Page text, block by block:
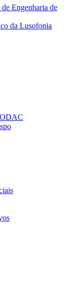
Engenharia de
da Lusofonia